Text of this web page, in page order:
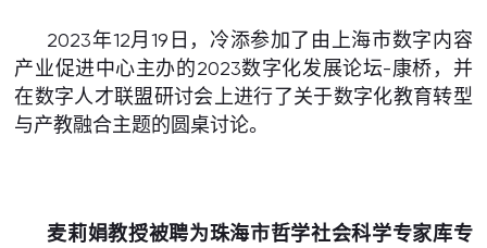
2023年12月19日，冷添参加了由上海市数字内容
产业促进中心主办的2023数字化发展论坛-康桥，并
在数字人才联盟研讨会上进行了关于数字化教育转型
与产教融合主题的圆桌讨论。
麦莉娟教授被聘为珠海市哲学社会科学专家库专